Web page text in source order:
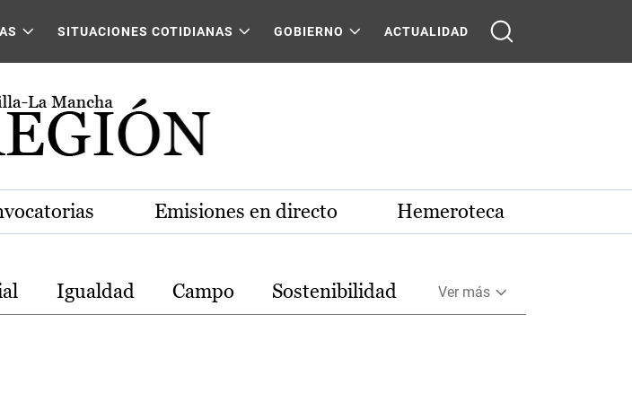
SITUACIONES COTIDIANAS GOBIERNO ACTUALIDAD
Emisiones en directo Hemeroteca
Igualdad Campo Sostenibilidad Ver más